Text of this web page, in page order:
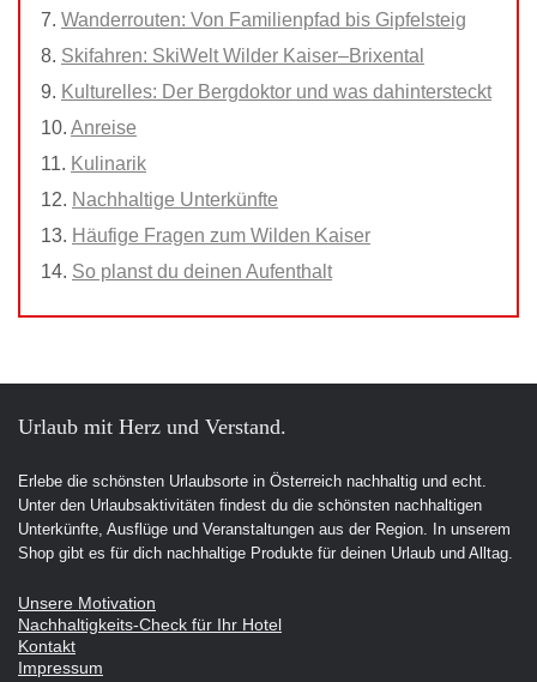
Wanderrouten: Von Familienpfad bis Gipfelsteig
Skifahren: SkiWelt Wilder Kaiser–Brixental
Kulturelles: Der Bergdoktor und was dahintersteckt
Anreise
Kulinarik
Nachhaltige Unterkünfte
Häufige Fragen zum Wilden Kaiser
So planst du deinen Aufenthalt
Urlaub mit Herz und Verstand.
Erlebe die schönsten Urlaubsorte in Österreich nachhaltig und echt.
Unter den Urlaubsaktivitäten findest du die schönsten nachhaltigen
Unterkünfte, Ausflüge und Veranstaltungen aus der Region. In unserem
Shop gibt es für dich nachhaltige Produkte für deinen Urlaub und Alltag.
Unsere Motivation
Nachhaltigkeits-Check für Ihr Hotel
Kontakt
Impressum